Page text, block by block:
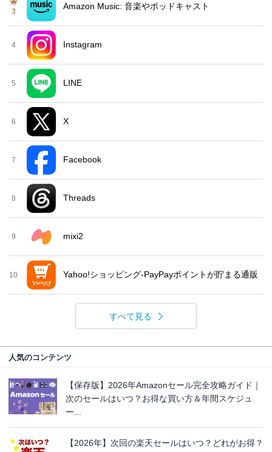
3
Amazon Music: 音楽やポッドキャスト
4 Instagram
5 LINE
6 X
7 Facebook
8 Threads
9 mixi2
10 Yahoo!ショッピング-PayPayポイントが貯まる通販
すべて見る
人気のコンテンツ
【保存版】2026年Amazonセール完全攻略ガイド｜
次のセールはいつ？お得な買い方＆年間スケジュ
ー...
【2026年】次回の楽天セールはいつ？どれがお得？